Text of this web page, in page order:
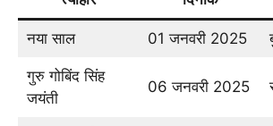
नया साल 01 जनवरी 2025
गुरु गोबिंद सिंह
जयंती
06 जनवरी 2025